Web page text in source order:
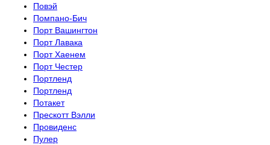
Повэй
Помпано-Бич
Порт Вашингтон
Порт Лавака
Порт Хаенем
Порт Честер
Портленд
Портленд
Потакет
Прескотт Вэлли
Провиденс
Пулер